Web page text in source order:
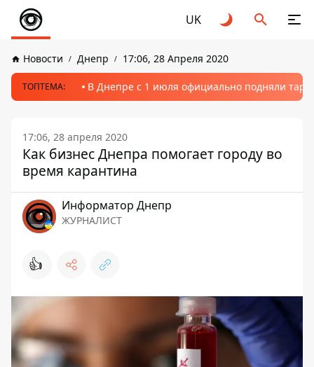
UK
Новости Днепр 17:06, 28 Апреля 2020
ТОПТЕМА: В Днепре с 1 июля официально подняли
17:06, 28 апреля 2020
Как бизнес Днепра помогает городу во
время карантина
Информатор Днепр
ЖУРНАЛИСТ
👍